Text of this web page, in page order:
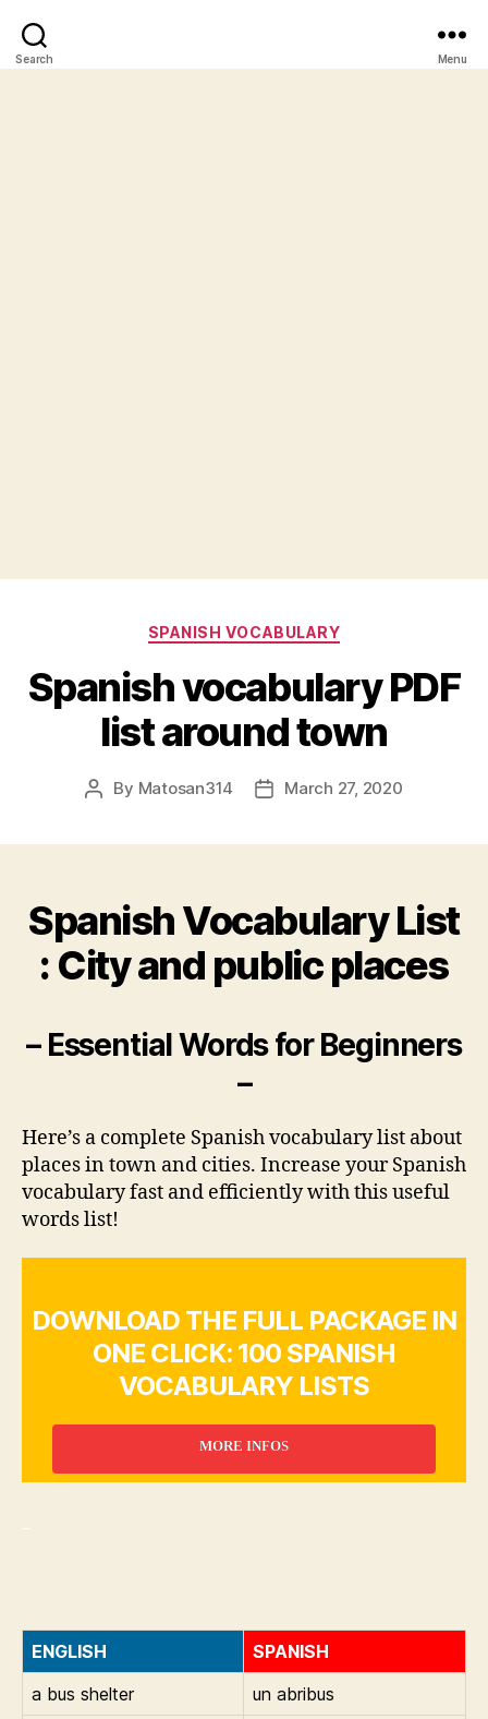
Search Menu
Categories
SPANISH VOCABULARY
Spanish vocabulary PDF
list around town
Post
By Matosan314
PostMarch 27, 2020
Spanish Vocabulary List
: City and public places
– Essential Words for Beginners
–
Here’s a complete Spanish vocabulary list about
places in town and cities. Increase your Spanish
vocabulary fast and efficiently with this useful
words list!
DOWNLOAD THE FULL PACKAGE IN
ONE CLICK: 100 SPANISH
VOCABULARY LISTS
MORE INFOS
ENGLISH
SPANISH
a bus shelter
un abribus